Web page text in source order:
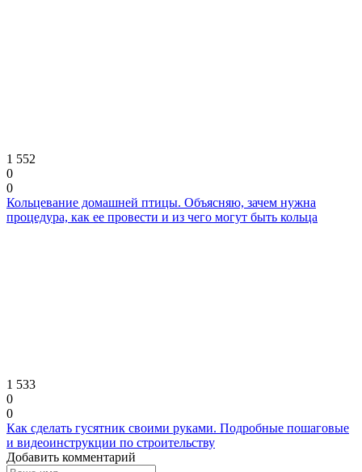
1 552
0
0
Кольцевание домашней птицы. Объясняю, зачем нужна
процедура, как ее провести и из чего могут быть кольца
1 533
0
0
Как сделать гусятник своими руками. Подробные пошаговые
и видеоинструкции по строительству
Добавить комментарий